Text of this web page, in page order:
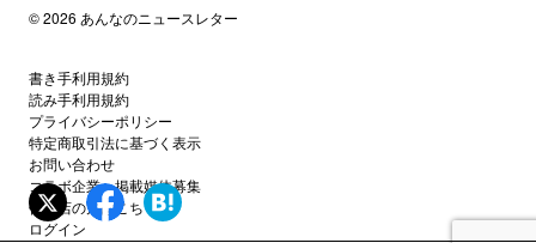
【登録者限定ニュースレター】5月になりました
2023.05.04
読者限定
【登録者限定NL】Happy International
Women'...
2023.03.08
© 2026 あんなのニュースレター
書き手利用規約
読み手利用規約
プライバシーポリシー
特定商取引法に基づく表示
お問い合わせ
コラボ企業・掲載媒体募集
代理店の方はこちら
ログイン